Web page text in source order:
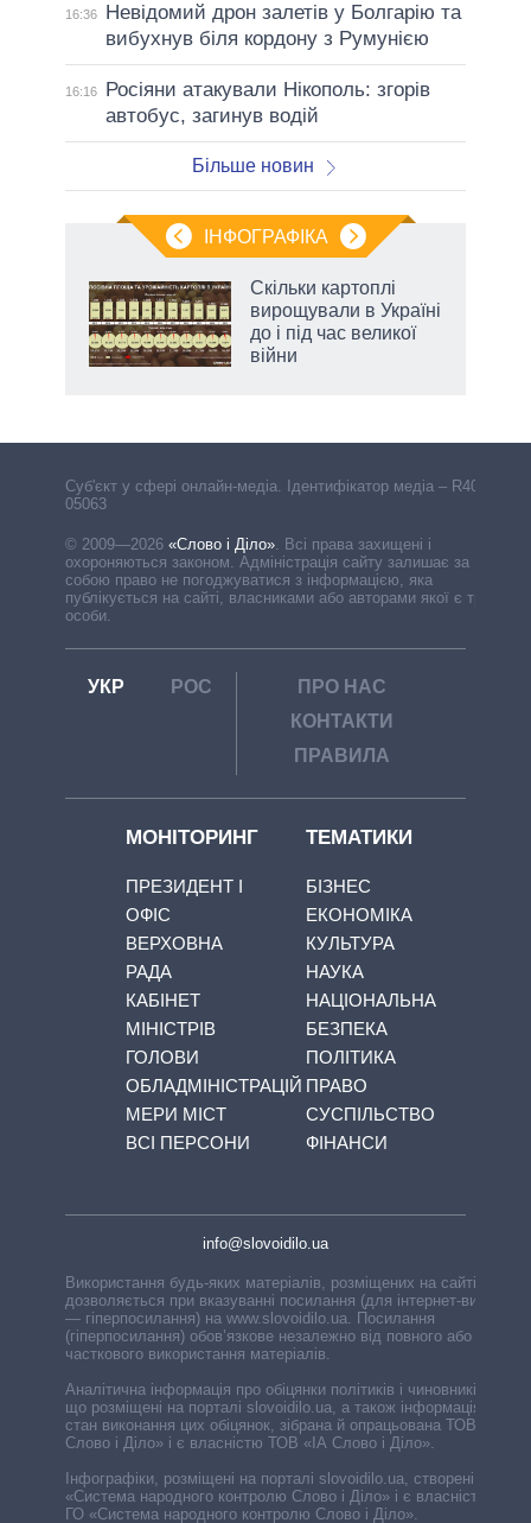
16:36
Невідомий дрон залетів у Болгарію та
вибухнув біля кордону з Румунією
16:16
Росіяни атакували Нікополь: згорів
автобус, загинув водій
Більше новин
ІНФОГРАФІКА
Скільки картоплі
вирощували в Україні
до і під час великої
війни
Cуб'єкт у сфері онлайн-медіа. Ідентифікатор медіа – R40-
05063
© 2009—2026 «Слово і Діло». Всі права захищені і
охороняються законом. Адміністрація сайту залишає за
собою право не погоджуватися з інформацією, яка
публікується на сайті, власниками або авторами якої є треті
особи.
УКР РОС
ПРО НАС
КОНТАКТИ
ПРАВИЛА
МОНІТОРИНГ
ПРЕЗИДЕНТ І
ОФІС
ВЕРХОВНА
РАДА
КАБІНЕТ
МІНІСТРІВ
ГОЛОВИ
ОБЛАДМІНІСТРАЦІЙ
МЕРИ МІСТ
ВСІ ПЕРСОНИ
ТЕМАТИКИ
БІЗНЕС
ЕКОНОМІКА
КУЛЬТУРА
НАУКА
НАЦІОНАЛЬНА
БЕЗПЕКА
ПОЛІТИКА
ПРАВО
СУСПІЛЬСТВО
ФІНАНСИ
info@slovoidilo.ua
Використання будь-яких матеріалів, розміщених на сайті,
дозволяється при вказуванні посилання (для інтернет-видань
— гіперпосилання) на www.slovoidilo.ua. Посилання
(гіперпосилання) обов’язкове незалежно від повного або
часткового використання матеріалів.
Аналітична інформація про обіцянки політиків і чиновників,
що розміщені на порталі slovoidilo.ua, а також інформація про
стан виконання цих обіцянок, зібрана й опрацьована ТОВ «ІА
Слово і Діло» і є власністю ТОВ «ІА Слово і Діло».
Інфографіки, розміщені на порталі slovoidilo.ua, створені ГО
«Система народного контролю Слово і Діло» і є власністю
ГО «Система народного контролю Слово і Діло».